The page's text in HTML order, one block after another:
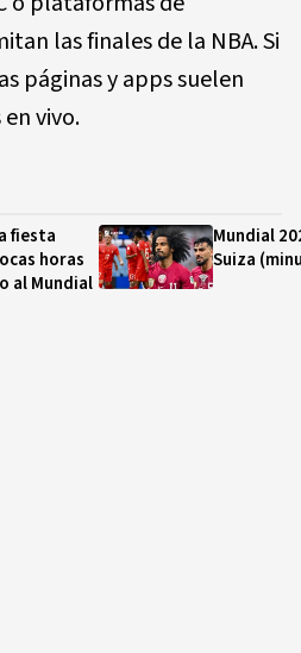
las finales de la NBA. Si
páginas y apps suelen
vivo.
fiesta
horas
al Mundial
Mundial
Suiza